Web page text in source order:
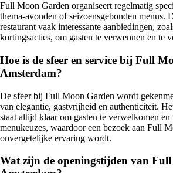
Full Moon Garden organiseert regelmatig
thema-avonden of seizoensgebonden menus.
restaurant vaak interessante aanbiedingen,
kortingsacties, om gasten te verwennen en te
Hoe is de sfeer en service bij Full
Amsterdam?
De sfeer bij Full Moon Garden wordt
van elegantie, gastvrijheid en authenticiteit.
staat altijd klaar om gasten te verwelkomen en
menukeuzes, waardoor een bezoek aan Full
onvergetelijke ervaring wordt.
Wat zijn de openingstijden van